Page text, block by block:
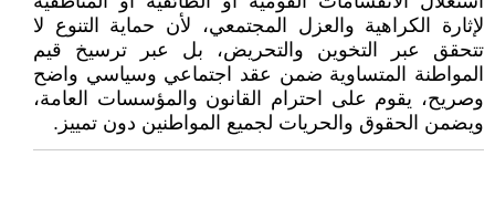
لإثارة الكراهية والعزل المجتمعي، لأن حماية التنوع لا
تتحقق عبر التخوين والتحريض، بل عبر ترسيخ قيم
المواطنة المتساوية ضمن عقد اجتماعي وسياسي واضح
وصريح، يقوم على احترام القانون والمؤسسات العامة،
ويضمن الحقوق والحريات لجميع المواطنين دون تمييز.